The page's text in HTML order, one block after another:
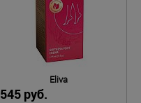
Eliva
545 руб.